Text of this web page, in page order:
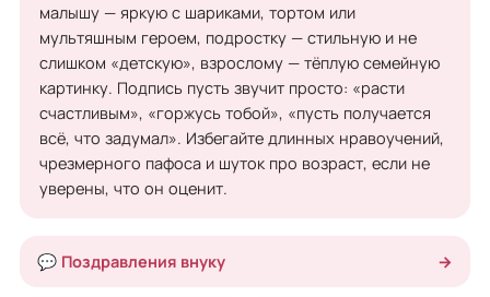
малышу — яркую с шариками, тортом или
мультяшным героем, подростку — стильную и не
слишком «детскую», взрослому — тёплую семейную
картинку. Подпись пусть звучит просто: «расти
счастливым», «горжусь тобой», «пусть получается
всё, что задумал». Избегайте длинных нравоучений,
чрезмерного пафоса и шуток про возраст, если не
уверены, что он оценит.
💬 Поздравления внуку →